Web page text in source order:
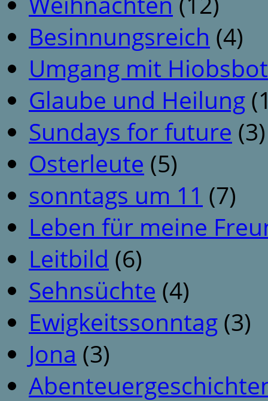
Besinnungsreich (4)
Umgang mit
Glaube und Heilung
Sundays for future (3)
Osterleute (5)
sonntags um 11 (7)
Leben für meine
Leitbild (6)
Sehnsüchte (4)
Ewigkeitssonntag (3)
Jona (3)